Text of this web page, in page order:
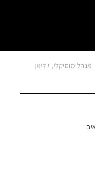
מנהל מוסיקלי, יוליאן